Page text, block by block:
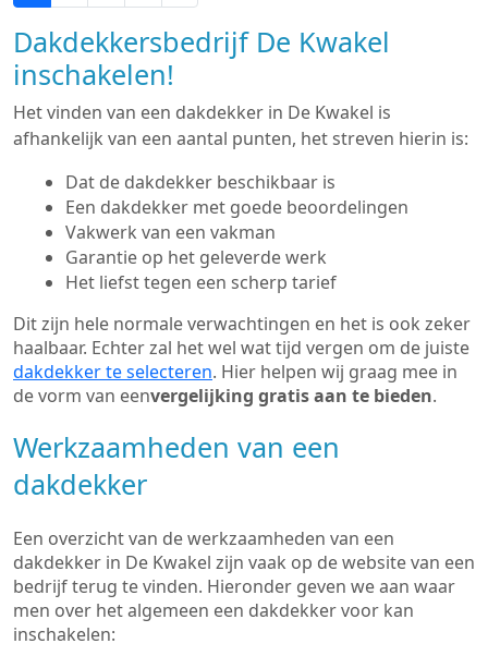
Dakdekkersbedrijf De Kwakel
inschakelen!
Het vinden van een dakdekker in De Kwakel is
afhankelijk van een aantal punten, het streven hierin is:
Dat de dakdekker beschikbaar is
Een dakdekker met goede beoordelingen
Vakwerk van een vakman
Garantie op het geleverde werk
Het liefst tegen een scherp tarief
Dit zijn hele normale verwachtingen en het is ook zeker
haalbaar. Echter zal het wel wat tijd vergen om de juiste
dakdekker te selecteren. Hier helpen wij graag mee in
de vorm van eenvergelijking gratis aan te bieden.
Werkzaamheden van een
dakdekker
Een overzicht van de werkzaamheden van een
dakdekker in De Kwakel zijn vaak op de website van een
bedrijf terug te vinden. Hieronder geven we aan waar
men over het algemeen een dakdekker voor kan
inschakelen: